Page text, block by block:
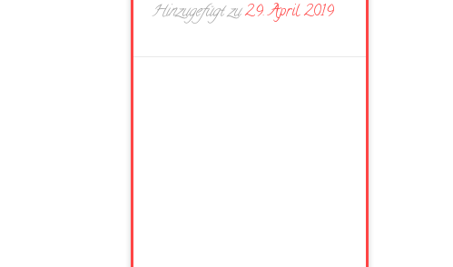
Hinzugefügt zu29. April 2019